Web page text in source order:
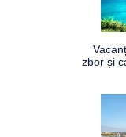
zbor și